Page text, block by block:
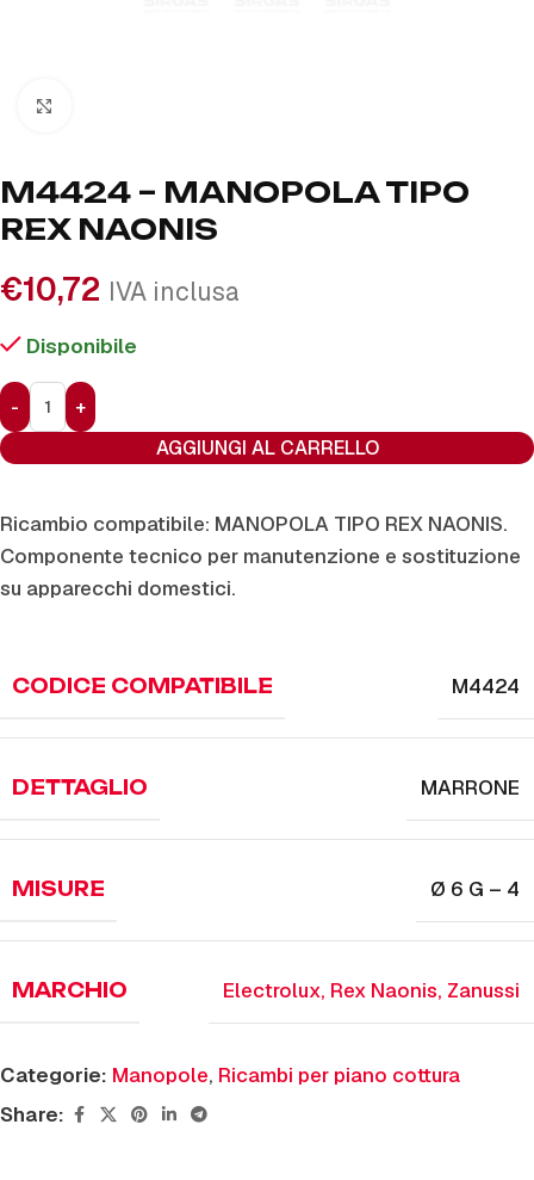
M4424 – MANOPOLA TIPO
REX NAONIS
€10,72 IVA inclusa
Disponibile
AGGIUNGI AL CARRELLO
Ricambio compatibile: MANOPOLA TIPO REX NAONIS.
Componente tecnico per manutenzione e sostituzione
su apparecchi domestici.
CODICE COMPATIBILE M4424
DETTAGLIO MARRONE
MISURE Ø 6 G – 4
MARCHIO Electrolux, Rex Naonis, Zanussi
Categorie: Manopole, Ricambi per piano cottura
Share: